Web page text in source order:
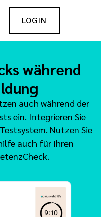
LOGIN
während
auch während der
ein. Integrieren Sie
Nutzen Sie
auch für Ihren